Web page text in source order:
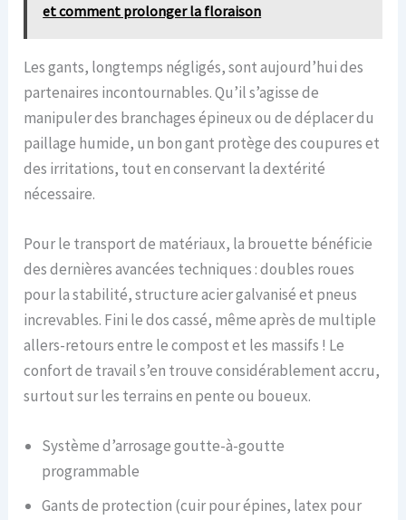
et comment prolonger la floraison
Les gants, longtemps négligés, sont aujourd’hui des
partenaires incontournables. Qu’il s’agisse de
manipuler des branchages épineux ou de déplacer du
paillage humide, un bon gant protège des coupures et
des irritations, tout en conservant la dextérité
nécessaire.
Pour le transport de matériaux, la brouette bénéficie
des dernières avancées techniques : doubles roues
pour la stabilité, structure acier galvanisé et pneus
increvables. Fini le dos cassé, même après de multiple
allers-retours entre le compost et les massifs ! Le
confort de travail s’en trouve considérablement accru,
surtout sur les terrains en pente ou boueux.
Système d’arrosage goutte-à-goutte
programmable
Gants de protection (cuir pour épines, latex pour